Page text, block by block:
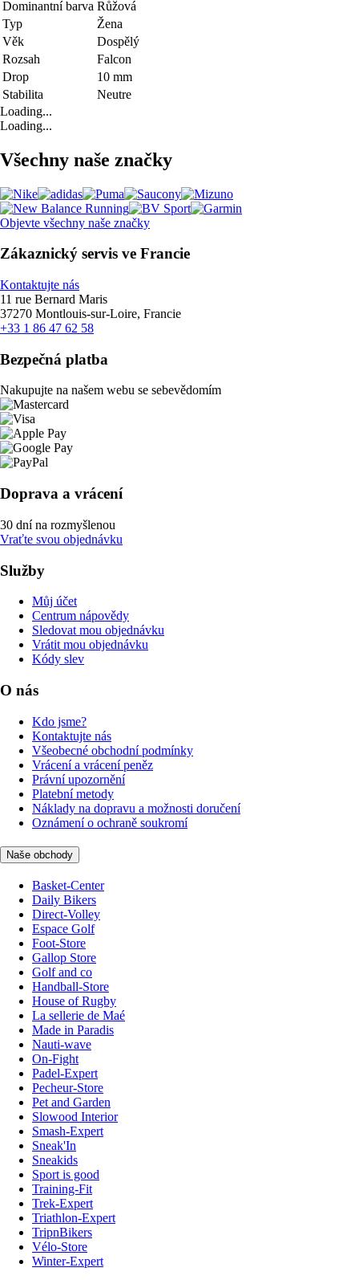
Dominantní barva Růžová
Typ
Žena
Věk
Dospělý
Rozsah
Falcon
Drop
10 mm
Stabilita
Neutre
Loading...
Loading...
Všechny naše značky
Objevte všechny naše značky
Zákaznický servis ve Francie
Kontaktujte nás
11 rue Bernard Maris
37270 Montlouis-sur-Loire, Francie
+33 1 86 47 62 58
Bezpečná platba
Nakupujte na našem webu se sebevědomím
Doprava a vrácení
30 dní na rozmyšlenou
Vraťte svou objednávku
Služby
Můj účet
Centrum nápovědy
Sledovat mou objednávku
Vrátit mou objednávku
Kódy slev
O nás
Kdo jsme?
Kontaktujte nás
Všeobecné obchodní podmínky
Vrácení a vrácení peněz
Právní upozornění
Platební metody
Náklady na dopravu a možnosti doručení
Oznámení o ochraně soukromí
Naše obchody
Basket-Center
Daily Bikers
Direct-Volley
Espace Golf
Foot-Store
Gallop Store
Golf and co
Handball-Store
House of Rugby
La sellerie de Maé
Made in Paradis
Nauti-wave
On-Fight
Padel-Expert
Pecheur-Store
Pet and Garden
Slowood Interior
Smash-Expert
Sneak'In
Sneakids
Sport is good
Training-Fit
Trek-Expert
Triathlon-Expert
TripnBikers
Vélo-Store
Winter-Expert